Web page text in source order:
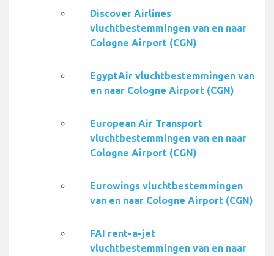
Discover Airlines
vluchtbestemmingen van en naar
Cologne Airport (CGN)
EgyptAir vluchtbestemmingen van
en naar Cologne Airport (CGN)
European Air Transport
vluchtbestemmingen van en naar
Cologne Airport (CGN)
Eurowings vluchtbestemmingen
van en naar Cologne Airport (CGN)
FAI rent-a-jet
vluchtbestemmingen van en naar